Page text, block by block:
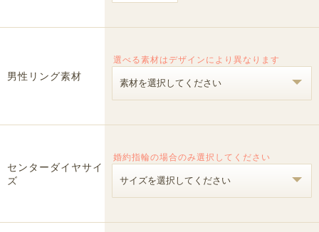
男性リング素材
選べる素材はデザインにより異なります
センターダイヤサイ
ズ
婚約指輪の場合のみ選択してください